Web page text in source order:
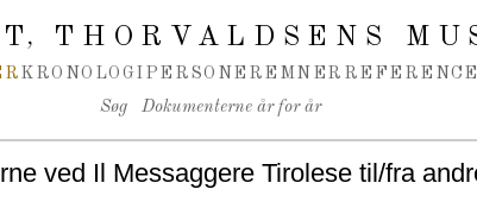
, THORVALDSENS
KRONOLOGI PERSONER EMNER
Søg Dokumenterne år for år
ved Il Messaggere Tirolese til/fra